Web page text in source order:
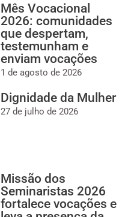
Mês Vocacional
2026: comunidades
que despertam,
testemunham e
enviam vocações
1 de agosto de 2026
Dignidade da Mulher
27 de julho de 2026
Missão dos
Seminaristas 2026
fortalece vocações e